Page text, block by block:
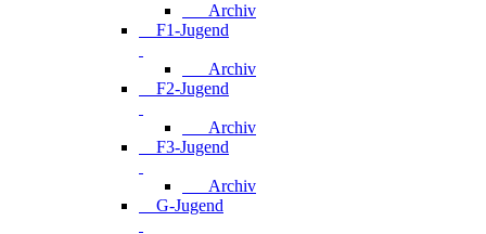
Archiv
F1-Jugend
Archiv
F2-Jugend
Archiv
F3-Jugend
Archiv
G-Jugend